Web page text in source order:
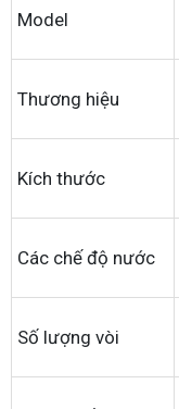
Model
Thương hiệu
Kích thước
Các chế độ nước
Số lượng vòi